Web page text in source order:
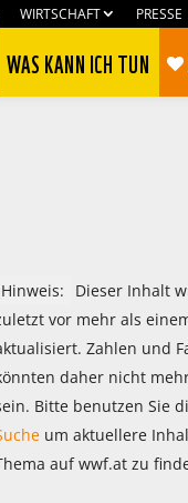
WIRTSCHAFT PRESSE
WAS KANN ICH TUN
Hinweis:
Dieser Inhalt
vor mehr als
Zahlen und
daher nicht
Bitte benutzen Sie
um aktuellere
auf wwf.at zu
Ablehnen